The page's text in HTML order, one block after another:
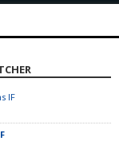
IF